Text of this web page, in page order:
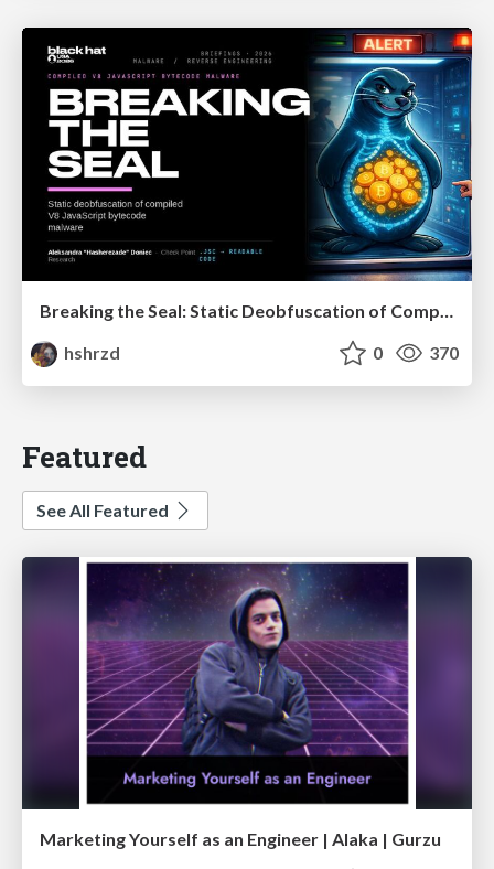
hshrzd
0 370
Featured
See All Featured
Marketing Yourself as an Engineer | Alaka | Gurzu